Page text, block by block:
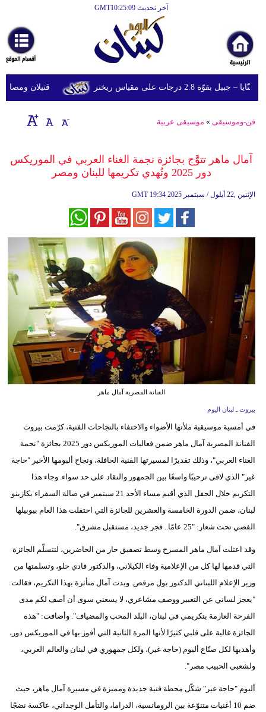
آخر تحديث GMT10:25:09
أخبارعاجلة
رياضة
ثقافة
إقتصاد
وموسيقى
سياحة
وسفر
ديكور
أخبار
إعلام
تعليم
أزياء
إسلامية
وتكنولوجيا
بيئة
أبراج
سيارات
قتيلان ومصابون جراء 14 غارة إسرائيلية على 2.8 درجات على مقياس ريختر
فن-وموسيقى » موسيقى عربية
آمال ماهر تتوَّج بجائزة نجمة الغناء العربي في الموريكس
دور 2025 وتُهدي تكريمها للبنان ومصر
GMT 19:34 2025 الإثنين ,22 أيلول / سبتمبر
الفنانة المصرية آمال ماهر
بيروت ـ لبنان اليوم
في أمسية موسيقية ملأتها الأضواء والاحتفاء بالنجاحات الفنية، كرّمت بيروت
الفنانة المصرية آمال ماهر ضمن فعاليات الموريكس دور 2025 بجائزة "نجمة
الغناء العربي"، وذلك تقديرًا لمسيرتها الفنية الحافلة، ونجاح ألبومها الأخير "حاجة
غير" الذي لاقى ترحيبًا واسعًا بين الجمهور والنقاد على حد سواء. وجاء هذا
التكريم خلال الحفل الذي أقيم مساء الأحد 21 سبتمبر في صالة السفراء بكازينو
لبنان، ضمن الدورة الخامسة والعشرين للجائزة التي احتفلت هذا العام بيوبيلها
الفضي تحت شعار: "25 عامًا.. فجر جديد، مستقبل مشرق".
وقد اعتلت آمال ماهر المسرح وسط تصفيق حار من الحاضرين، لتتسلّم الجائزة
التي قدمها لها كل من الإعلامية وفاء الكيلاني، والدكتور فادي حلو، وتسلمتها من
وزير الإعلام اللبناني الدكتور بول مرقص. وبدت آمال متأثرة بهذا التكريم، فقالت:
"يعجز لساني عن التعبير ووصف مشاعري، لا يسعني سوى أن أصف لكم مدى
الفرحة العارمة بتكريمي في لبنان، البلد المحب والمضياف". وأضافت: "هذه
الجائزة غالية على قلبي كثيرًا لأنها المرة الثانية التي أفوز بها في الموريكس دور،
وأهديها لكل صنّاع ألبوم (حاجة غير)، ولكل جمهوري في لبنان والعالم العربي،
ولشعبي الحبيب مصر".
ألبوم "حاجة غير" شكّل محطة فنية جديدة ومميزة في مسيرة آمال ماهر، حيث
ضم 10 أغنيات متنوّعة بين الرومانسية، الدراما، والتأمل الوجداني، عاكسة نضجًا